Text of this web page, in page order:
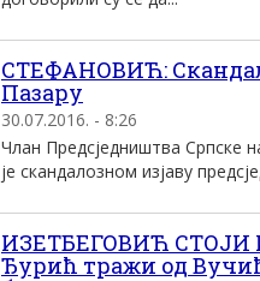
СТЕФАНОВИЋ:
Пазару
30.07.2016. - 8:26
Члан Предсједништва Српске
је скандалозном изјаву
ИЗЕТБЕГОВИЋ
Ђурић тражи од